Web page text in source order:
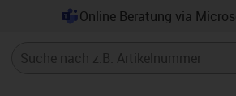
Online Beratung via